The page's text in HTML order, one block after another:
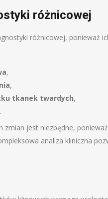
różnicowej
różnicowej, ponieważ
,
,
tkanek twardych,
.
zmian jest niezbędne,
analiza kliniczna